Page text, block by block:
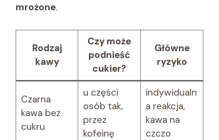
mrożone.
Rodzaj
kawy
Czy może
podnieść
cukier?
Główne
ryzyko
Czarna
kawa bez
cukru
u części
osób tak,
przez
kofeinę
indywidualn
a reakcja,
kawa na
czczo